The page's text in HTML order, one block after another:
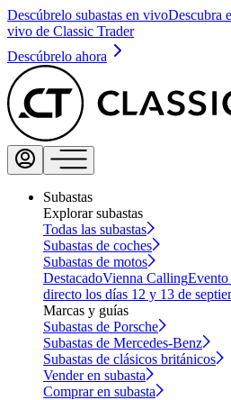
Descúbrelo subastas en vivoDescubra
vivo de Classic Trader
Descúbrelo ahora
Subastas
Explorar subastas
Todas las subastas
Subastas de coches
Subastas de motos
DestacadoVienna CallingEvento
directo los días 12 y 13 de
Marcas y guías
Subastas de Porsche
Subastas de Mercedes-Benz
Subastas de clásicos británicos
Vender en subasta
Comprar en subasta